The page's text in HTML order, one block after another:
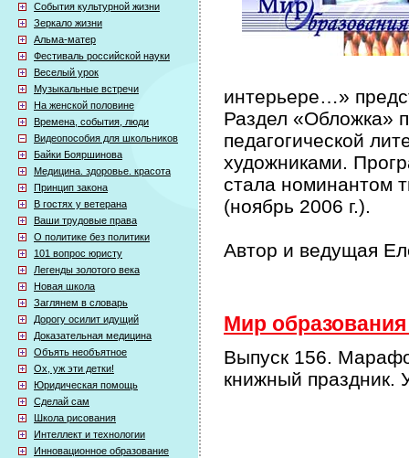
События культурной жизни
Зеркало жизни
Альма-матер
Фестиваль российской науки
Веселый урок
Музыкальные встречи
На женской половине
Времена, события, люди
Видеопособия для школьников
Байки Бояршинова
Медицина. здоровье. красота
Принцип закона
В гостях у ветерана
Ваши трудовые права
О политике без политики
101 вопрос юристу
Легенды золотого века
Новая школа
Заглянем в словарь
Дорогу осилит идущий
Доказательная медицина
Объять необъятное
Ох, уж эти детки!
Юридическая помощь
Сделай сам
Школа рисования
Интеллект и технологии
Инновационное образование
интерьере…»
Раздел «Обложка»
педагогической
художниками.
стала номинантом
(ноябрь 2006 г.).
Автор и ведущая
Мир
Выпуск 156.
книжный праздник.